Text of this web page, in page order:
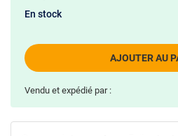
AJOUTER AU
En stock
Vendu et expédié par :